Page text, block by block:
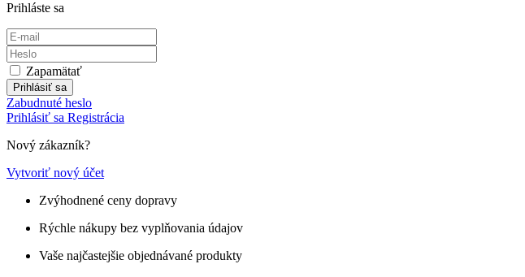
Prihláste sa
Zapamätať
Prihlásiť sa
Zabudnuté heslo
Prihlásiť sa Registrácia
Nový zákazník?
Vytvoriť nový účet
Zvýhodnené ceny dopravy
Rýchle nákupy bez vyplňovania údajov
Vaše najčastejšie objednávané produkty